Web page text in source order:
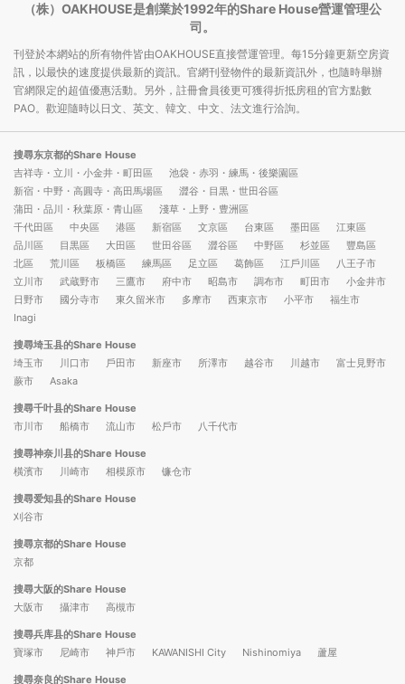
（株）OAKHOUSE是創業於1992年的Share House營運管理公
司。
刊登於本網站的所有物件皆由OAKHOUSE直接營運管理。每15分鐘更新空房資
訊，以最快的速度提供最新的資訊。官網刊登物件的最新資訊外，也隨時舉辦
官網限定的超值優惠活動。另外，註冊會員後更可獲得折抵房租的官方點數
PAO。歡迎隨時以日文、英文、韓文、中文、法文進行洽詢。
搜尋东京都的Share House
吉祥寺・立川・小金井・町田區
池袋・赤羽・練馬・後樂園區
新宿・中野・高圓寺・高田馬場區
澀谷・目黒・世田谷區
蒲田・品川・秋葉原・青山區
淺草・上野・豊洲區
千代田區
中央區 港區 新宿區 文京區 台東區 墨田區
江東區
品川區
目黒區 大田區 世田谷區 澀谷區 中野區 杉並區
豐島區
北區
荒川區 板橋區 練馬區 足立區 葛飾區 江戶川區
八王子市
立川市
武蔵野市 三鷹市 府中市 昭島市 調布市 町田市
小金井市
日野市
國分寺市 東久留米市 多摩市 西東京市 小平市
福生市
Inagi
搜尋埼玉县的Share House
埼玉市
川口市 戶田市 新座市 所澤市 越谷市 川越市
富士見野市
蕨市
Asaka
搜尋千叶县的Share House
市川市
船橋市 流山市 松戶市 八千代市
搜尋神奈川县的Share House
橫濱市
川崎市 相模原市 镰仓市
搜尋爱知县的Share House
刈谷市
搜尋京都的Share House
京都
搜尋大阪的Share House
大阪市
攝津市 高槻市
搜尋兵库县的Share House
寶塚市
尼崎市 神戶市 KAWANISHI City Nishinomiya 蘆屋
搜尋奈良的Share House